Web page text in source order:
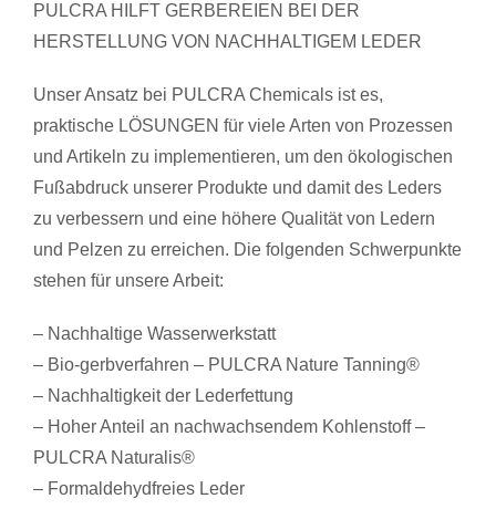
PULCRA HILFT GERBEREIEN BEI DER
HERSTELLUNG VON NACHHALTIGEM LEDER
Unser Ansatz bei PULCRA Chemicals ist es,
praktische LÖSUNGEN für viele Arten von Prozessen
und Artikeln zu implementieren, um den ökologischen
Fußabdruck unserer Produkte und damit des Leders
zu verbessern und eine höhere Qualität von Ledern
und Pelzen zu erreichen. Die folgenden Schwerpunkte
stehen für unsere Arbeit:
– Nachhaltige Wasserwerkstatt
– Bio-gerbverfahren – PULCRA Nature Tanning®
– Nachhaltigkeit der Lederfettung
– Hoher Anteil an nachwachsendem Kohlenstoff –
PULCRA Naturalis®
– Formaldehydfreies Leder